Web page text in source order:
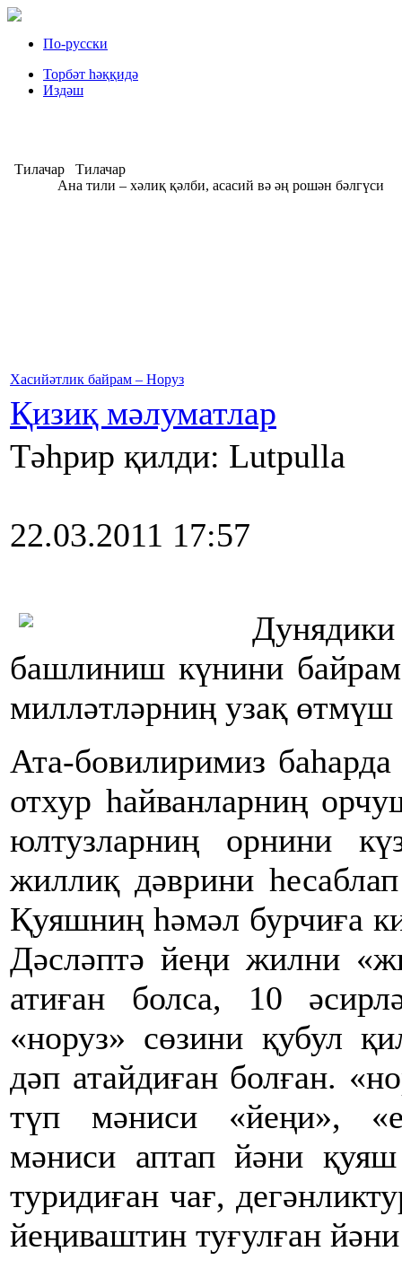
По-русски
Торбәт һәққидә
Издəш
Тилачар
Тилачар
Ана тили – хәлиқ қәлби, асасий вә әң рошән бәлгүси
Хасийәтлик байрам – Норуз
Қизиқ мәлуматлар
Тәһрир қилди: Lutpulla
22.03.2011 17:57
башлиниш күнини
милләтләрниң узақ
Ата-бовилиримиз
отхур һайванларниң
юлтузларниң орнини
жиллиқ дәврини
Қуяшниң һәмәл бурчиға
Дәсләптә йеңи жилни
атиған болса, 10
«норуз» сөзини қубул
дәп атайдиған болған.
түп мәниси «йеңи»,
мәниси аптап йәни
туридиған чағ,
йеңиваштин туғулған